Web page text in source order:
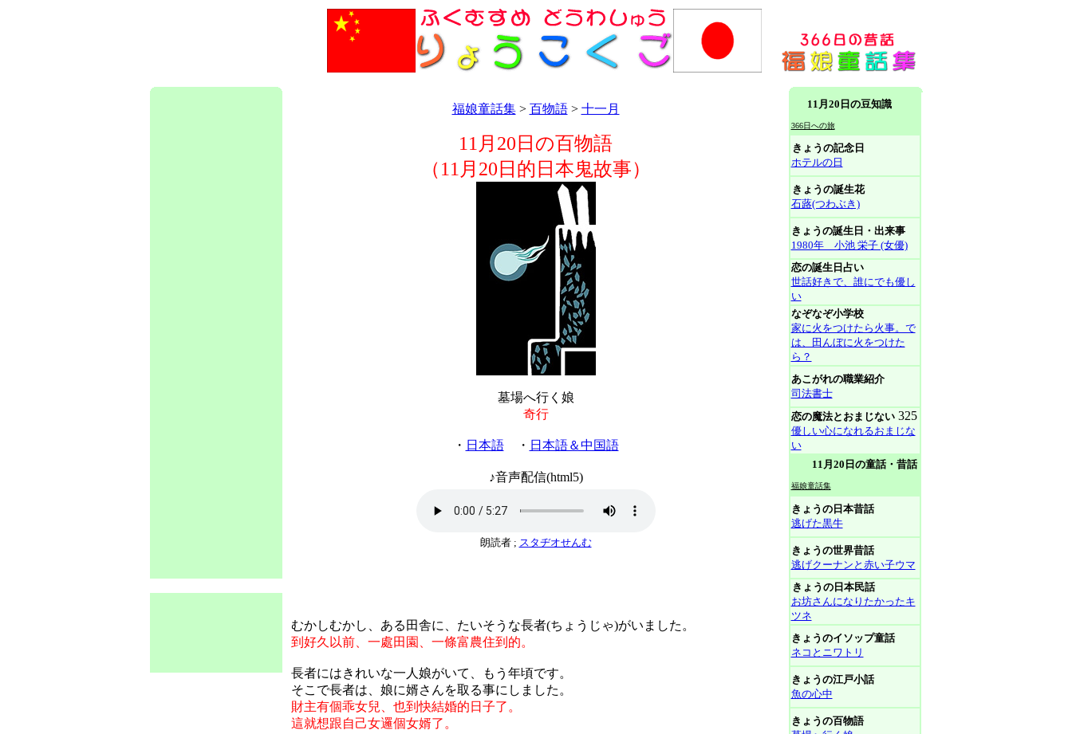
福娘童話集> 百物語> 十一月
11月20日の百物語
（11月20日的日本鬼故事）
墓場へ行く娘
奇行
・ 日本語・ 日本語＆中国語
♪音声配信(html5)
朗読者 ; スタヂオせんむ
むかしむかし、ある田舎に、たいそうな長者(ちょうじゃ)がいました。
到好久以前、一處田園、一條富農住到的。
長者にはきれいな一人娘がいて、もう年頃です。
そこで長者は、娘に婿さんを取る事にしました。
財主有個乖女兒、也到快結婚的日子了。
這就想跟自己女邏個女婿了。
11月20日の豆知識
366日への旅
きょうの記念日
ホテルの日
きょうの誕生花
石蕗(つわぶき)
きょうの誕生日・出来事
1980年 小池 栄子 (女優)
恋の誕生日占い
世話好きで、誰にでも優し
い
なぞなぞ小学校
家に火をつけたら火事。で
は、田んぼに火をつけた
ら？
あこがれの職業紹介
司法書士
恋の魔法とおまじない325
優しい心になれるおまじな
い
11月20日の童話・昔話
福娘童話集
きょうの日本昔話
逃げた黒牛
きょうの世界昔話
逃げクーナンと赤い子ウマ
きょうの日本民話
お坊さんになりたかったキ
ツネ
きょうのイソップ童話
ネコとニワトリ
きょうの江戸小話
魚の心中
きょうの百物語